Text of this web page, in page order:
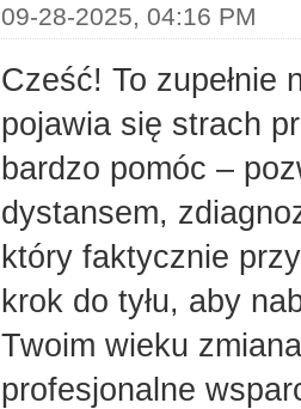
09-28-2025, 04:16 PM
Cześć! To zupełnie
pojawia się strach
bardzo pomóc –
dystansem,
który faktycznie
krok do tyłu, aby
Twoim wieku
profesjonalne